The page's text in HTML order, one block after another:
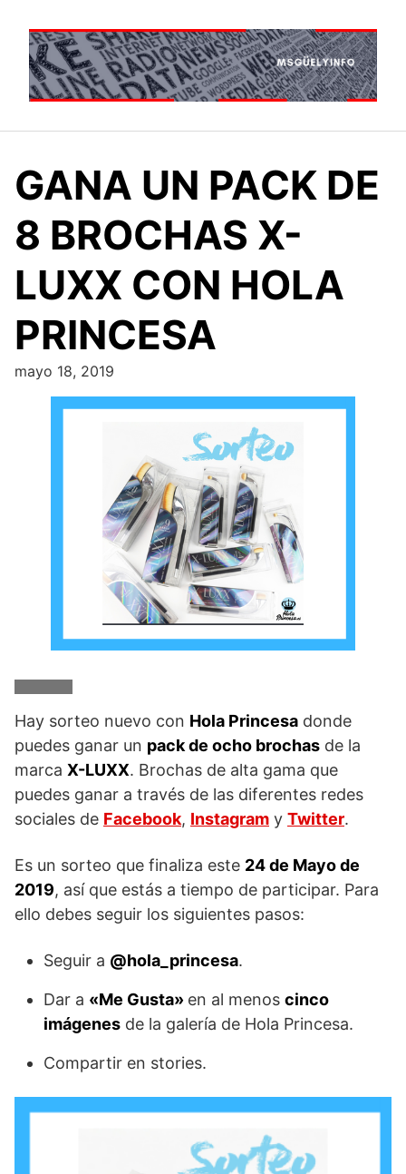
contenido
GANA UN PACK DE
8 BROCHAS X-
LUXX CON HOLA
PRINCESA
mayo 18, 2019
Hay sorteo nuevo con Hola Princesa donde
puedes ganar un pack de ocho brochas de la
marca X-LUXX. Brochas de alta gama que
puedes ganar a través de las diferentes redes
sociales de Facebook, Instagram y Twitter.
Es un sorteo que finaliza este 24 de Mayo de
2019, así que estás a tiempo de participar. Para
ello debes seguir los siguientes pasos:
Seguir a @hola_princesa.
Dar a «Me Gusta» en al menos cinco
imágenes de la galería de Hola Princesa.
Compartir en stories.